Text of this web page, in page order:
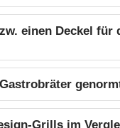
einen Deckel für
Grills im